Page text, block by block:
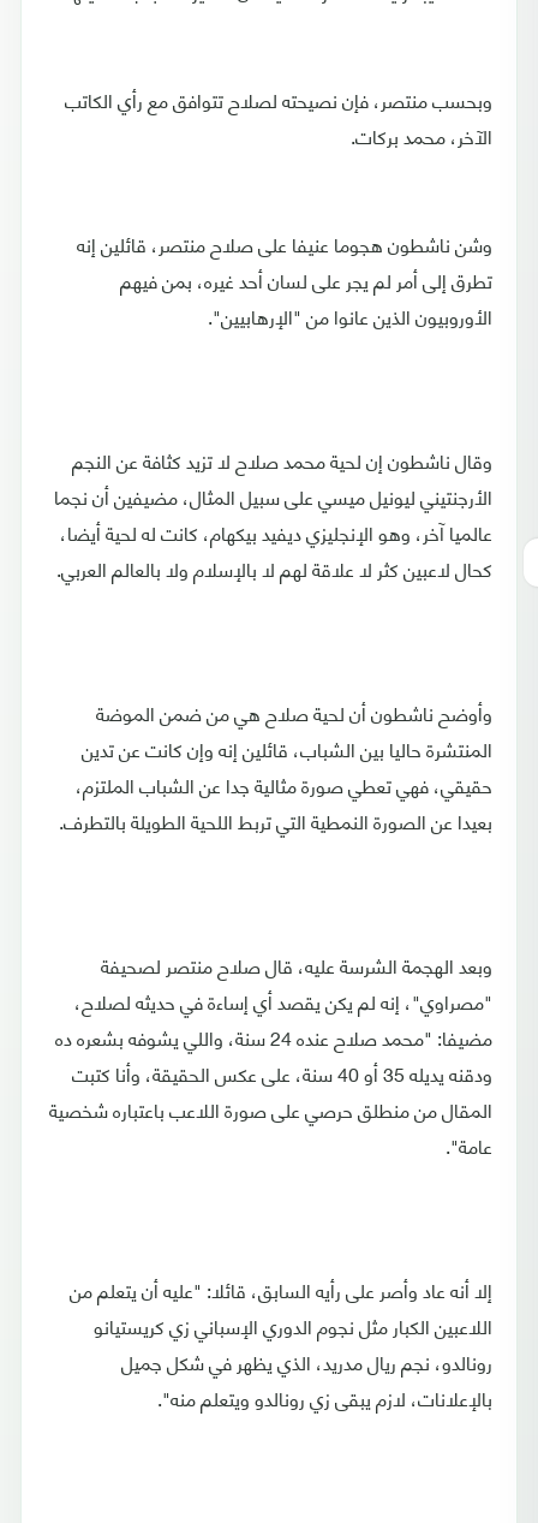
وبحسب منتصر، فإن نصيحته لصلاح تتوافق مع رأي الكاتب
الآخر، محمد بركات.
وشن ناشطون هجوما عنيفا على صلاح منتصر، قائلين إنه
تطرق إلى أمر لم يجر على لسان أحد غيره، بمن فيهم
الأوروبيون الذين عانوا من "الإرهابيين".
وقال ناشطون إن لحية محمد صلاح لا تزيد كثافة عن النجم
الأرجنتيني ليونيل ميسي على سبيل المثال، مضيفين أن نجما
عالميا آخر، وهو الإنجليزي ديفيد بيكهام، كانت له لحية أيضا،
كحال لاعبين كثر لا علاقة لهم لا بالإسلام ولا بالعالم العربي.
وأوضح ناشطون أن لحية صلاح هي من ضمن الموضة
المنتشرة حاليا بين الشباب، قائلين إنه وإن كانت عن تدين
حقيقي، فهي تعطي صورة مثالية جدا عن الشباب الملتزم،
بعيدا عن الصورة النمطية التي تربط اللحية الطويلة بالتطرف.
وبعد الهجمة الشرسة عليه، قال صلاح منتصر لصحيفة
"مصراوي"، إنه لم يكن يقصد أي إساءة في حديثه لصلاح،
مضيفا: "محمد صلاح عنده 24 سنة، واللي يشوفه بشعره ده
ودقنه يديله 35 أو 40 سنة، على عكس الحقيقة، وأنا كتبت
المقال من منطلق حرصي على صورة اللاعب باعتباره شخصية
عامة".
إلا أنه عاد وأصر على رأيه السابق، قائلا: "عليه أن يتعلم من
اللاعبين الكبار مثل نجوم الدوري الإسباني زي كريستيانو
رونالدو، نجم ريال مدريد، الذي يظهر في شكل جميل
بالإعلانات، لازم يبقى زي رونالدو ويتعلم منه".